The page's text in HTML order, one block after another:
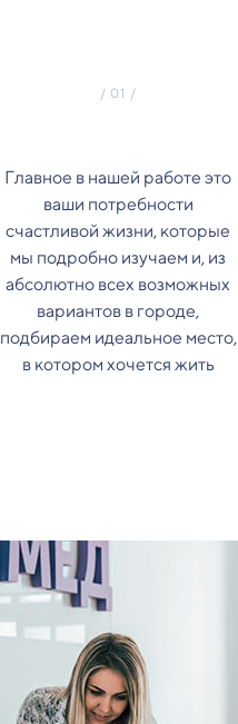
Главное в нашей работе это
ваши потребности
счастливой жизни, которые
мы подробно изучаем и, из
абсолютно всех возможных
вариантов в городе,
подбираем идеальное место,
в котором хочется жить